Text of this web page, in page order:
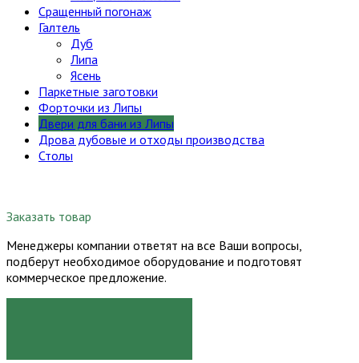
Сращенный погонаж
Галтель
Дуб
Липа
Ясень
Паркетные заготовки
Форточки из Липы
Двери для бани из Липы
Дрова дубовые и отходы производства
Столы
Заказать товар
Менеджеры компании ответят на все Ваши вопросы,
подберут необходимое оборудование и подготовят
коммерческое предложение.